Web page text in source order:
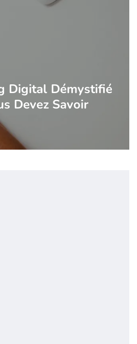
Digital Démystifié
Devez Savoir